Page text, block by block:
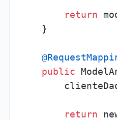
return
    }
public
return